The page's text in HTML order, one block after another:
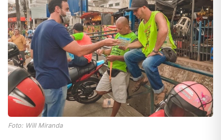
Foto: Will Miranda